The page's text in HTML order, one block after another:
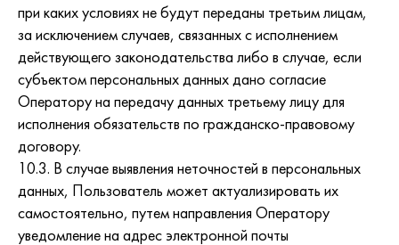
при каких условиях не будут переданы третьим лицам,
за исключением случаев, связанных с исполнением
действующего законодательства либо в случае, если
субъектом персональных данных дано согласие
Оператору на передачу данных третьему лицу для
исполнения обязательств по гражданско-правовому
договору.
10.3. В случае выявления неточностей в персональных
данных, Пользователь может актуализировать их
самостоятельно, путем направления Оператору
уведомление на адрес электронной почты